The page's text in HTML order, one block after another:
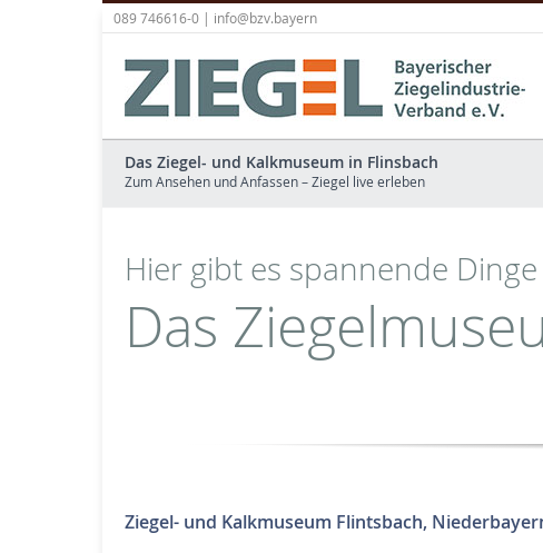
089 746616-0 | info@bzv.bayern
Das Ziegel- und Kalkmuseum in Flinsbach
Zum Ansehen und Anfassen – Ziegel live erleben
Hier gibt es spannende
Das
Ziegel- und Kalkmuseum Flintsbach,